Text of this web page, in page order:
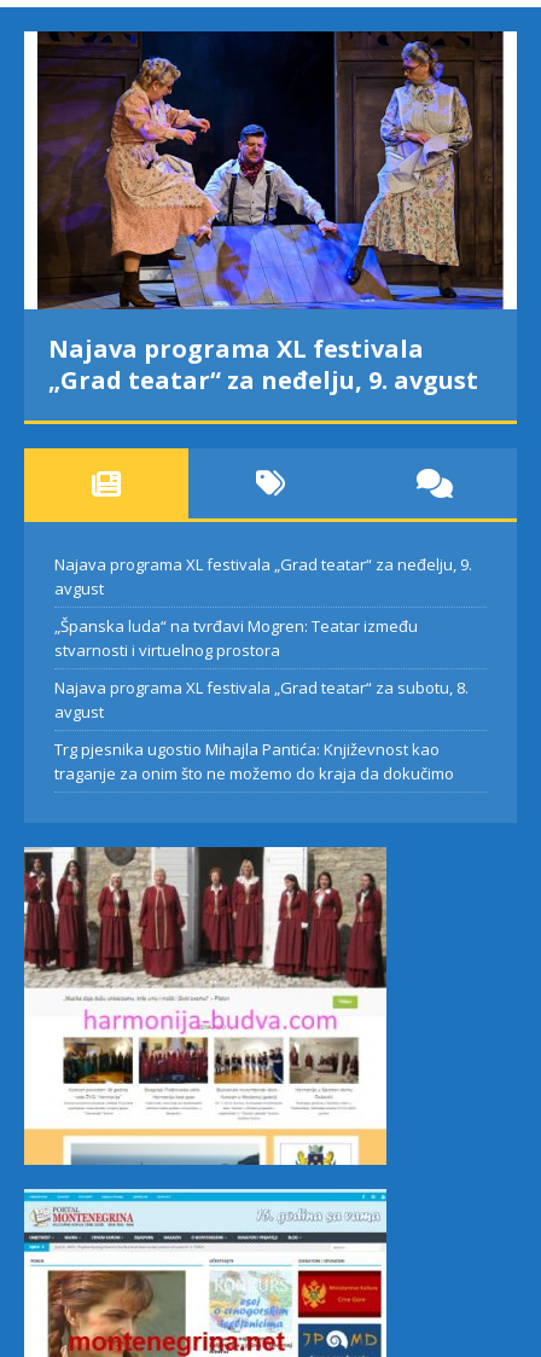
Najava programa XL festivala
„Grad teatar“ za neđelju, 9. avgust
Najava programa XL festivala „Grad teatar“ za neđelju, 9.
avgust
„Španska luda“ na tvrđavi Mogren: Teatar između
stvarnosti i virtuelnog prostora
Najava programa XL festivala „Grad teatar“ za subotu, 8.
avgust
Trg pjesnika ugostio Mihajla Pantića: Književnost kao
traganje za onim što ne možemo do kraja da dokučimo